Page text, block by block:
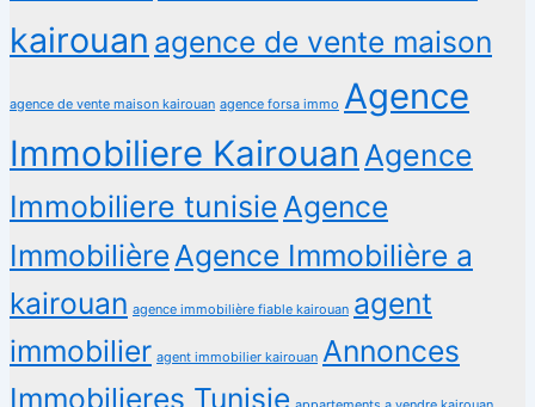
kairouan agence de vente maison
agence de vente maison kairouan agence forsa immo Agence
Immobiliere Kairouan Agence
Immobiliere tunisie Agence
Immobilière Agence Immobilière a
kairouan agence immobilière fiable kairouan agent
immobilier agent immobilier kairouan Annonces
Immobilieres Tunisie